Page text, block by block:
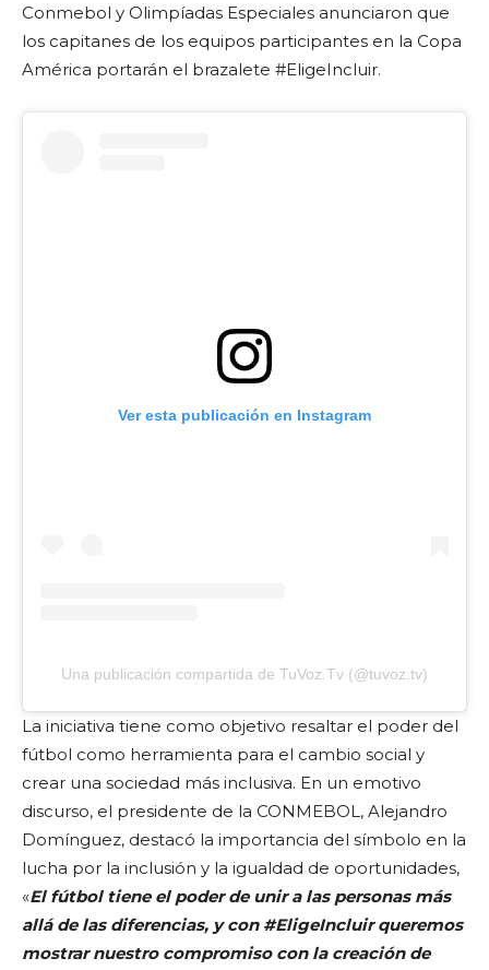
Conmebol y Olimpíadas Especiales anunciaron que
los capitanes de los equipos participantes en la Copa
América portarán el brazalete #EligeIncluir.
Ver esta publicación en Instagram
Una publicación compartida de TuVoz.Tv (@tuvoz.tv)
La iniciativa tiene como objetivo resaltar el poder del
fútbol como herramienta para el cambio social y
crear una sociedad más inclusiva. En un emotivo
discurso, el presidente de la CONMEBOL, Alejandro
Domínguez, destacó la importancia del símbolo en la
lucha por la inclusión y la igualdad de oportunidades,
«El fútbol tiene el poder de unir a las personas más
allá de las diferencias, y con #EligeIncluir queremos
mostrar nuestro compromiso con la creación de